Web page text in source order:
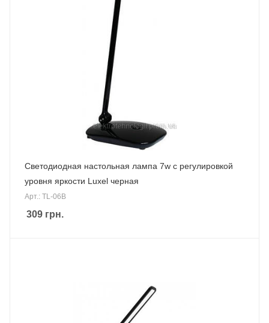
Светодиодная настольная лампа 7w с регулировкой
уровня яркости Luxel черная
Арт.: TL-06В
309 грн.